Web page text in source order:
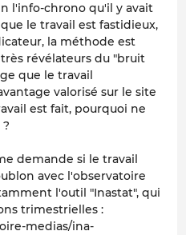
l'info-chrono qu'il y avait
le travail est fastidieux,
la méthode est
révélateurs du "bruit
que le travail
valorisé sur le site
est fait, pourquoi ne
demande si le travail
avec l'observatoire
l'outil "Inastat", qui
trimestrielles :
medias/ina-